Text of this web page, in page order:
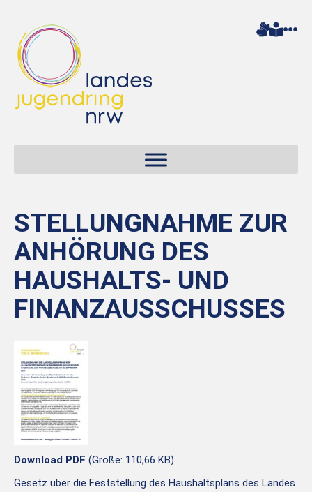
STELLUNGNAHME ZUR
ANHÖRUNG DES
HAUSHALTS- UND
FINANZAUSSCHUSSES
Download PDF (Größe: 110,66 KB)
Gesetz über die Feststellung des Haushaltsplans des Landes